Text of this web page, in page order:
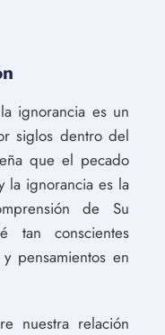
ignorancia es un
siglos dentro del
que el pecado
la ignorancia es la
de Su
tan conscientes
pensamientos en
nuestra relación